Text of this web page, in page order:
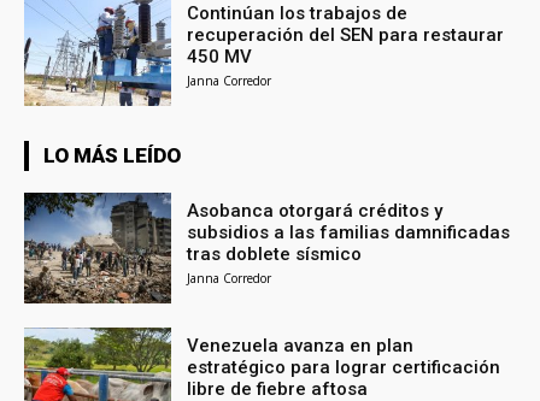
Continúan los trabajos de
recuperación del SEN para restaurar
450 MV
Janna Corredor
LO MÁS LEÍDO
Asobanca otorgará créditos y
subsidios a las familias damnificadas
tras doblete sísmico
Janna Corredor
Venezuela avanza en plan
estratégico para lograr certificación
libre de fiebre aftosa